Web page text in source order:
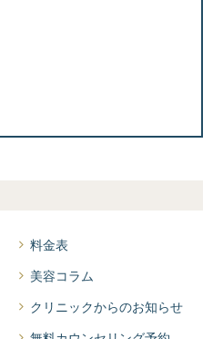
料金表
美容コラム
クリニックからのお知らせ